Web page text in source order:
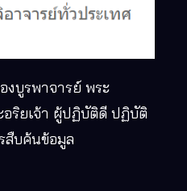
งบูรพาจารย์ พระ
อริยเจ้า ผู้ปฏิบัติดี ปฏิบัติ
สืบค้นข้อมูล